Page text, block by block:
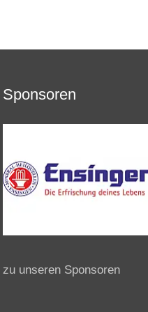
Sponsoren
zu unseren Sponsoren